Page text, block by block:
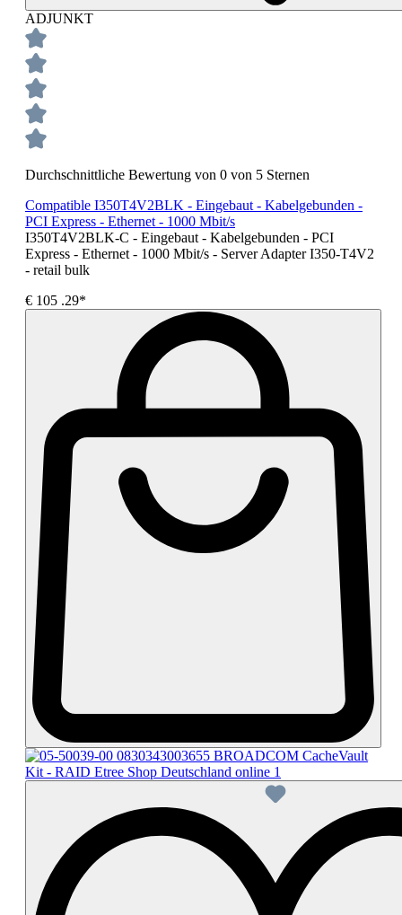
ADJUNKT
Durchschnittliche Bewertung von 0 von 5 Sternen
Compatible I350T4V2BLK - Eingebaut - Kabelgebunden -
PCI Express - Ethernet - 1000 Mbit/s
I350T4V2BLK-C - Eingebaut - Kabelgebunden - PCI
Express - Ethernet - 1000 Mbit/s - Server Adapter I350-T4V2
- retail bulk
€ 105 .29*